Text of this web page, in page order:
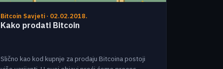
Bitcoin Savjeti · 02.02.2018.
Kako prodati Bitcoin
Slično kao kod kupnje za prodaju Bitcoina postoji